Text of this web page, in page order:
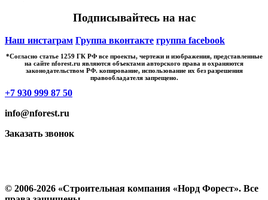
Подписывайтесь на нас
Наш инстаграм Группа вконтакте группа facebook
*Cогласно статье 1259 ГК РФ все проекты, чертежи и изображения, представленные
на сайте nforest.ru являются объектами авторского права и охраняются
законодательством РФ. копирование, использование их без разрешения
правообладателя запрещено.
+7 930 999 87 50
info@nforest.ru
Заказать звонок
© 2006-2026 «Строительная компания «Норд Форест». Все